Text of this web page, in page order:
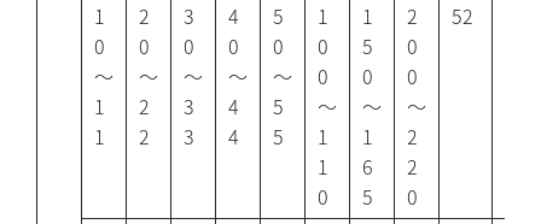
1
0
～
1
1
2
0
～
2
2
3
0
～
3
3
4
0
～
4
4
5
0
～
5
5
1
0
0
～
1
1
0
1
5
0
～
1
6
5
2
0
0
～
2
2
0
52